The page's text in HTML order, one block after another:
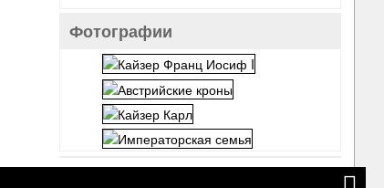
Фотографии